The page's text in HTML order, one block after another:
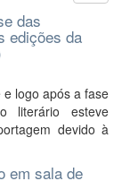
das
edições da
logo após a fase
literário esteve
devido à
em sala de